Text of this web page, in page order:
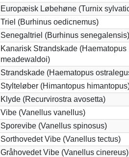
Europæisk Løbehøne (Turnix
Triel (Burhinus oedicnemus)
Senegaltriel (Burhinus senegalensis)
Kanarisk Strandskade (Haematopus
meadewaldoi)
Strandskade (Haematopus
Stylteløber (Himantopus
Klyde (Recurvirostra avosetta)
Vibe (Vanellus vanellus)
Sporevibe (Vanellus spinosus)
Sorthovedet Vibe (Vanellus tectus)
Gråhovedet Vibe (Vanellus cinereus)